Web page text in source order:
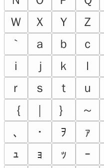
Ｗ
Ｘ Ｙ Ｚ
｀
ａ ｂ ｃ
ｉ
ｊ ｋ ｌ
ｒ
ｓ ｔ ｕ
｛
｜ ｝ ～
､
･ ｦ ｧ
ｭ
ｮ ｯ ｰ